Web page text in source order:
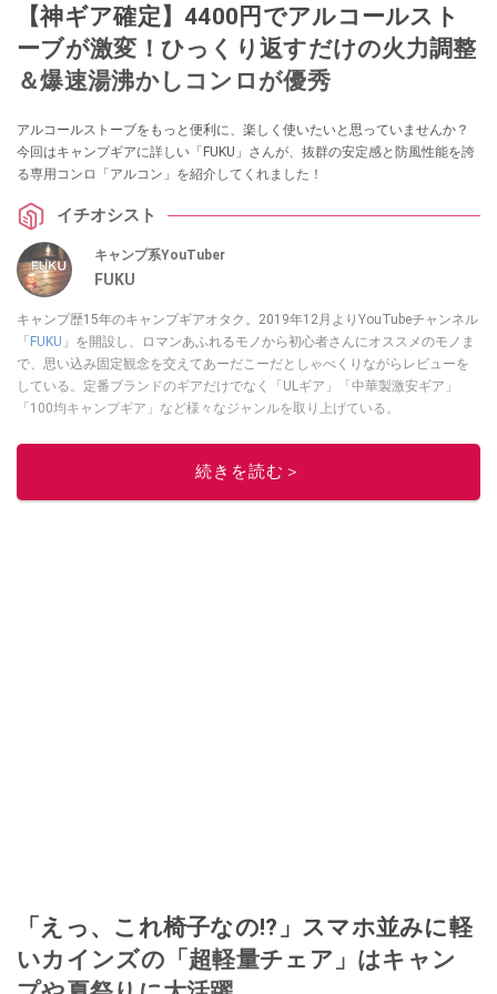
【神ギア確定】4400円でアルコールスト
ーブが激変！ひっくり返すだけの火力調整
＆爆速湯沸かしコンロが優秀
アルコールストーブをもっと便利に、楽しく使いたいと思っていませんか？
今回はキャンプギアに詳しい「FUKU」さんが、抜群の安定感と防風性能を誇
る専用コンロ「アルコン」を紹介してくれました！
イチオシスト
キャンプ系YouTuber
FUKU
キャンプ歴15年のキャンプギアオタク。2019年12月よりYouTubeチャンネル
「FUKU 」を開設し、ロマンあふれるモノから初心者さんにオススメのモノま
で、思い込み固定観念を交えてあーだこーだとしゃべくりながらレビューを
している。定番ブランドのギアだけでなく「ULギア」「中華製激安ギア」
「100均キャンプギア」など様々なジャンルを取り上げている。
このイチオシストの他の記事を読む
続きを読む＞
「えっ、これ椅子なの!?」スマホ並みに軽
いカインズの「超軽量チェア」はキャン